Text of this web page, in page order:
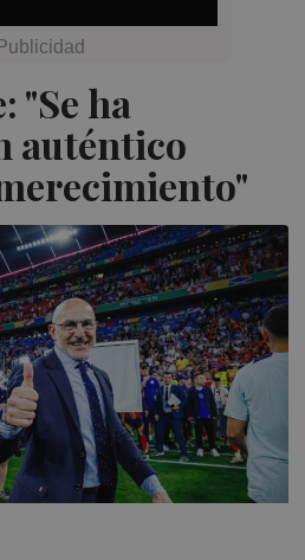
"Se ha
auténtico